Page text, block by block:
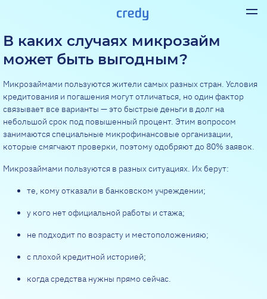
В каких случаях микрозайм
может быть выгодным?
Микрозаймами пользуются жители самых разных стран. Условия
кредитования и погашения могут отличаться, но один фактор
связывает все варианты — это быстрые деньги в долг на
небольшой срок под повышенный процент. Этим вопросом
занимаются специальные микрофинансовые организации,
которые смягчают проверки, поэтому одобряют до 80% заявок.
Микрозаймами пользуются в разных ситуациях. Их берут:
те, кому отказали в банковском учреждении;
у кого нет официальной работы и стажа;
не подходит по возрасту и местоположенияю;
с плохой кредитной историей;
когда средства нужны прямо сейчас.